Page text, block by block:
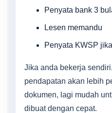
Penyata bank 3
Lesen memandu
Penyata KWSP
Jika anda bekerja
pendapatan akan lebih
dokumen, lagi mudah
dibuat dengan cepat.